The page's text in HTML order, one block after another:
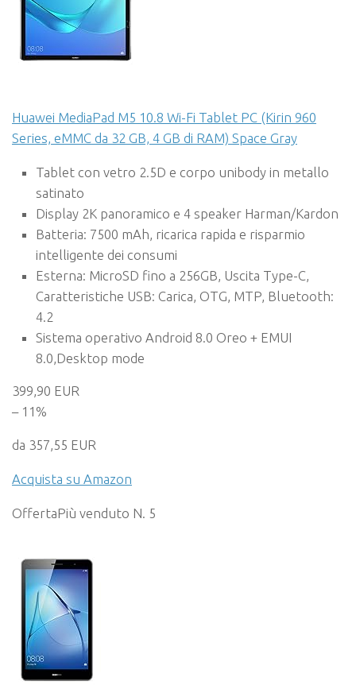
Huawei MediaPad M5 10.8 Wi-Fi Tablet PC (Kirin 960
Series, eMMC da 32 GB, 4 GB di RAM) Space Gray
Tablet con vetro 2.5D e corpo unibody in metallo
satinato
Display 2K panoramico e 4 speaker Harman/Kardon
Batteria: 7500 mAh, ricarica rapida e risparmio
intelligente dei consumi
Esterna: MicroSD fino a 256GB, Uscita Type-C,
Caratteristiche USB: Carica, OTG, MTP, Bluetooth:
4.2
Sistema operativo Android 8.0 Oreo + EMUI
8.0,Desktop mode
399,90 EUR
– 11%
da 357,55 EUR
Acquista su Amazon
OffertaPiù venduto N. 5